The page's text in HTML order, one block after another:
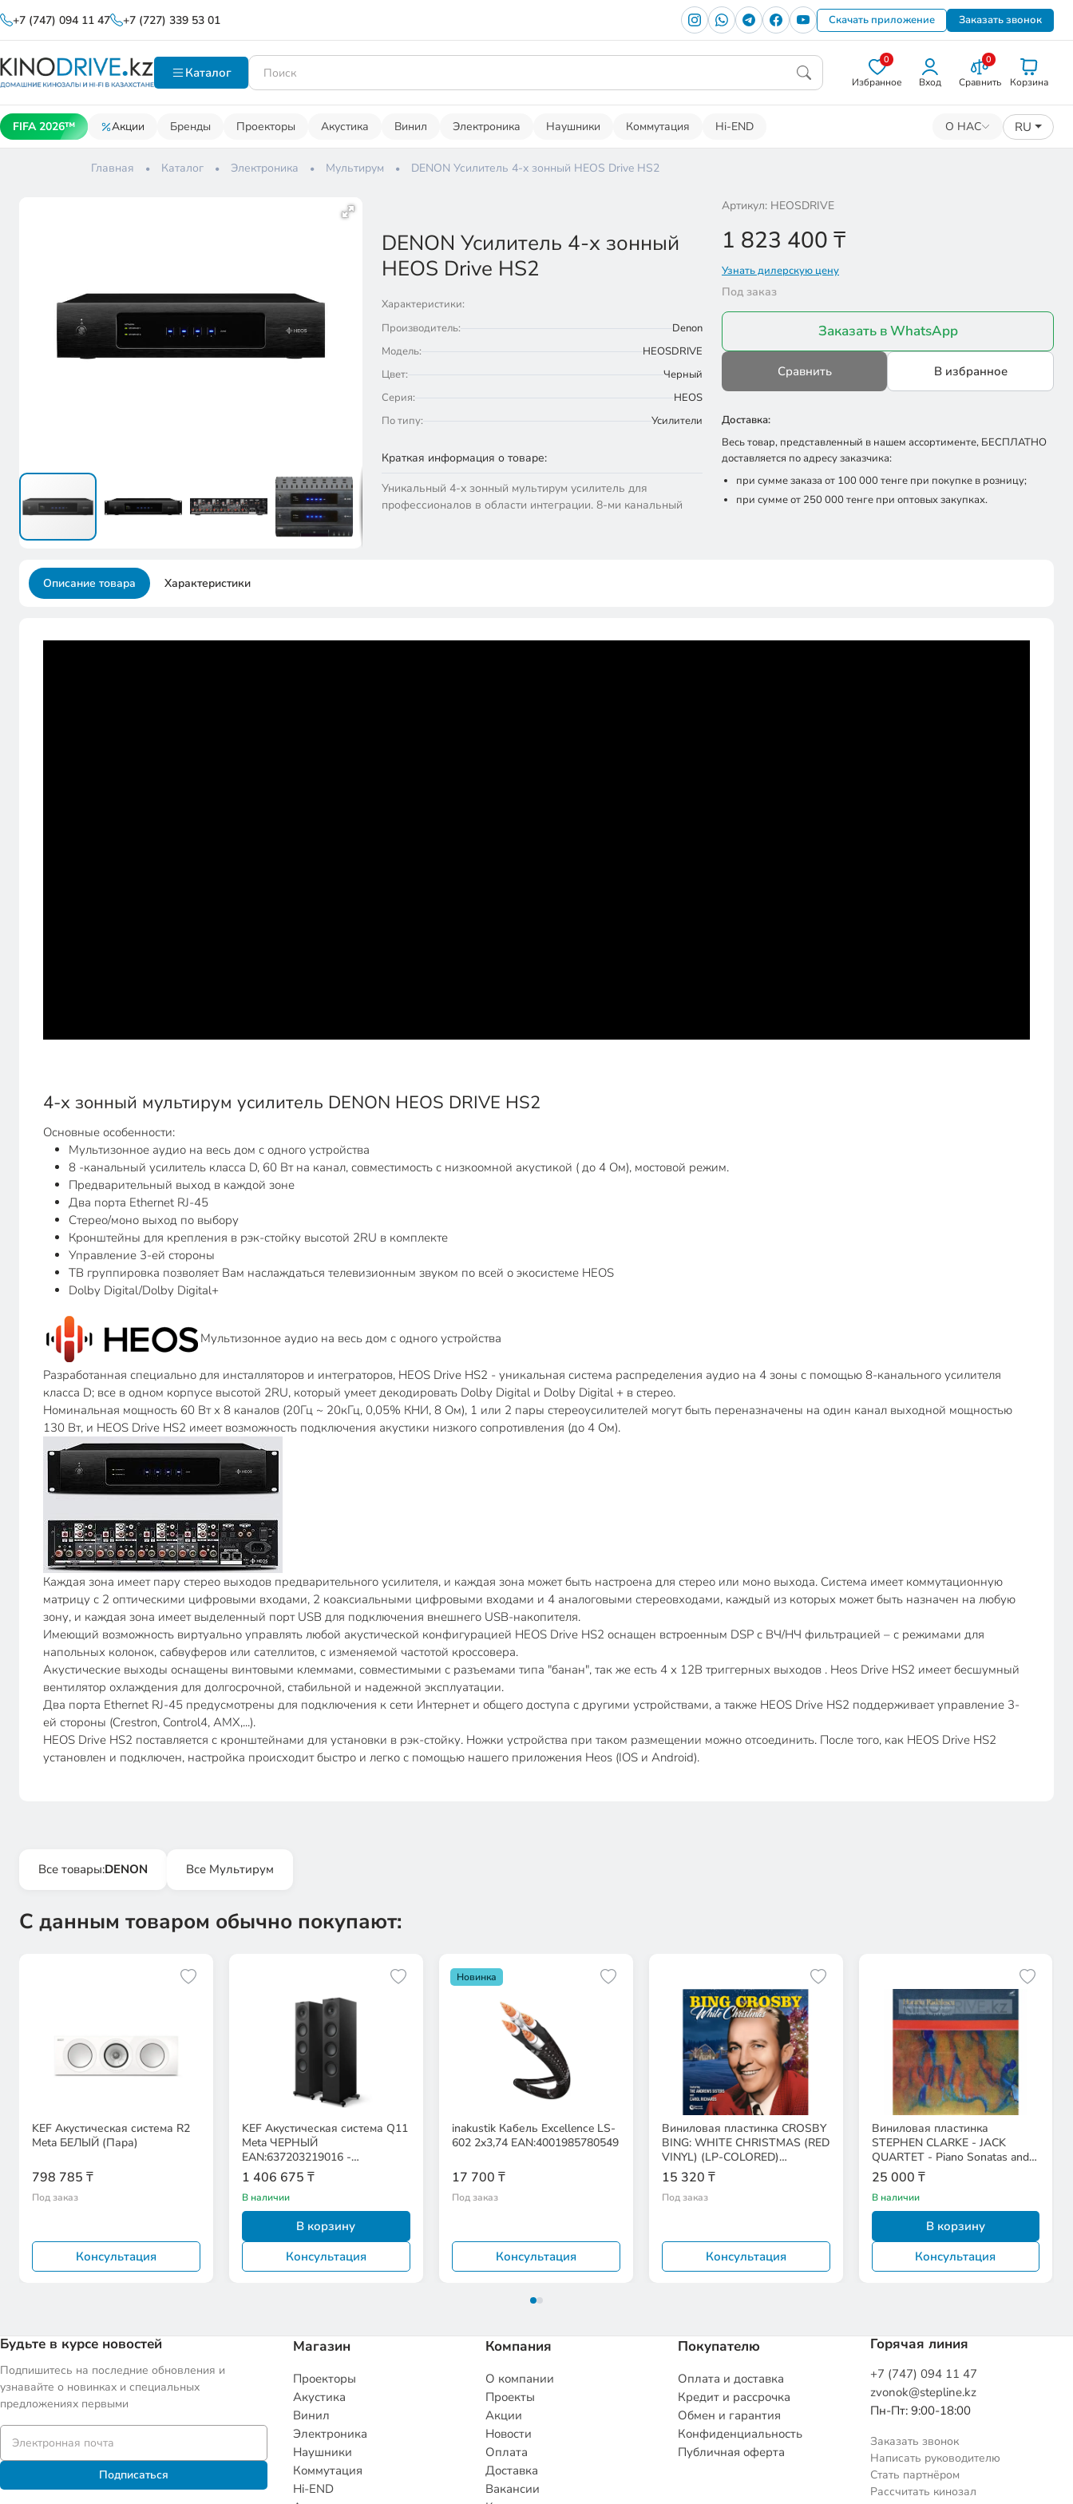
+7 (747) 094 11 47 +7 (727) 339 53 01 Скачать приложение Заказать звонок
Каталог
0
Избранное Вход
0
Сравнить Корзина
FIFA 2026™ Акции Бренды Проекторы Акустика Винил Электроника Наушники Коммутация Hi-END О НАС RU
Главная Каталог Электроника Мультирум DENON Усилитель 4-х зонный HEOS Drive HS2
DENON Усилитель 4-х зонный
HEOS Drive HS2
Характеристики:
Производитель:
Denon
Модель:
HEOSDRIVE
Цвет:
Черный
Серия:
HEOS
По типу:
Усилители
Краткая информация о товаре:
Уникальный 4-х зонный мультирум усилитель для
профессионалов в области интеграции. 8-ми канальный
Артикул: HEOSDRIVE
1 823 400 ₸
Узнать дилерскую цену
Под заказ
Заказать в WhatsApp
Сравнить В избранное
Доставка:
Весь товар, представленный в нашем ассортименте, БЕСПЛАТНО
доставляется по адресу заказчика:
при сумме заказа от 100 000 тенге при покупке в розницу;
при сумме от 250 000 тенге при оптовых закупках.
Описание товара Характеристики
4-х зонный мультирум усилитель DENON HEOS DRIVE HS2
Основные особенности:
Мультизонное аудио на весь дом с одного устройства
8 -канальный усилитель класса D, 60 Вт на канал, совместимость с низкоомной акустикой ( до 4 Ом), мостовой режим.
Предварительный выход в каждой зоне
Два порта Ethernet RJ-45
Стерео/моно выход по выбору
Кронштейны для крепления в рэк-стойку высотой 2RU в комплекте
Управление 3-ей стороны
ТВ группировка позволяет Вам наслаждаться телевизионным звуком по всей о экосистеме HEOS
Dolby Digital/Dolby Digital+
Мультизонное аудио на весь дом с одного устройства
Разработанная специально для инсталляторов и интеграторов, HEOS Drive HS2 - уникальная система распределения аудио на 4 зоны с помощью 8-канального усилителя
класса D; все в одном корпусе высотой 2RU, который умеет декодировать Dolby Digital и Dolby Digital + в стерео.
Номинальная мощность 60 Вт х 8 каналов (20Гц ~ 20кГц, 0,05% КНИ, 8 Ом), 1 или 2 пары стереоусилителей могут быть переназначены на один канал выходной мощностью
130 Вт, и HEOS Drive HS2 имеет возможность подключения акустики низкого сопротивления (до 4 Ом).
Каждая зона имеет пару стерео выходов предварительного усилителя, и каждая зона может быть настроена для стерео или моно выхода. Система имеет коммутационную
матрицу с 2 оптическими цифровыми входами, 2 коаксиальными цифровыми входами и 4 аналоговыми стереовходами, каждый из которых может быть назначен на любую
зону, и каждая зона имеет выделенный порт USB для подключения внешнего USB-накопителя.
Имеющий возможность виртуально управлять любой акустической конфигурацией HEOS Drive HS2 оснащен встроенным DSP с ВЧ/НЧ фильтрацией – с режимами для
напольных колонок, сабвуферов или сателлитов, с изменяемой частотой кроссовера.
Акустические выходы оснащены винтовыми клеммами, совместимыми с разъемами типа "банан", так же есть 4 х 12В триггерных выходов . Heos Drive HS2 имеет бесшумный
вентилятор охлаждения для долгосрочной, стабильной и надежной эксплуатации.
Два порта Ethernet RJ-45 предусмотрены для подключения к сети Интернет и общего доступа с другими устройствами, а также HEOS Drive HS2 поддерживает управление 3-
ей стороны (Crestron, Control4, AMX,...).
HEOS Drive HS2 поставляется с кронштейнами для установки в рэк-стойку. Ножки устройства при таком размещении можно отсоединить. После того, как HEOS Drive HS2
установлен и подключен, настройка происходит быстро и легко с помощью нашего приложения Heos (IOS и Android).
Все товары:DENON Все Мультирум
С данным товаром обычно покупают:
KEF Акустическая система R2
Meta БЕЛЫЙ (Пара)
798 785 ₸
Под заказ
Консультация
KEF Акустическая система Q11
Meta ЧЕРНЫЙ
EAN:637203219016 -
Стереопара
1 406 675 ₸
В наличии
В корзину
Консультация
Новинка
inakustik Кабель Excellence LS-
602 2x3,74 EAN:4001985780549
17 700 ₸
Под заказ
Консультация
Виниловая пластинка CROSBY
BING: WHITE CHRISTMAS (RED
VINYL) (LP-COLORED)
EAN:9120005654440
15 320 ₸
Под заказ
Консультация
Виниловая пластинка
STEPHEN CLARKE - JACK
QUARTET - Piano Sonatas and
String Quartets 1
25 000 ₸
В наличии
В корзину
Консультация
Будьте в курсе новостей
Подпишитесь на последние обновления и
узнавайте о новинках и специальных
предложениях первыми
Подписаться
Магазин
Проекторы
Акустика
Винил
Электроника
Наушники
Коммутация
Hi-END
Компания
О компании
Проекты
Акции
Новости
Оплата
Доставка
Вакансии
Покупателю
Оплата и доставка
Кредит и рассрочка
Обмен и гарантия
Конфиденциальность
Публичная оферта
Горячая линия
+7 (747) 094 11 47
zvonok@stepline.kz
Пн-Пт: 9:00-18:00
Заказать звонок
Написать руководителю
Стать партнёром
Рассчитать кинозал